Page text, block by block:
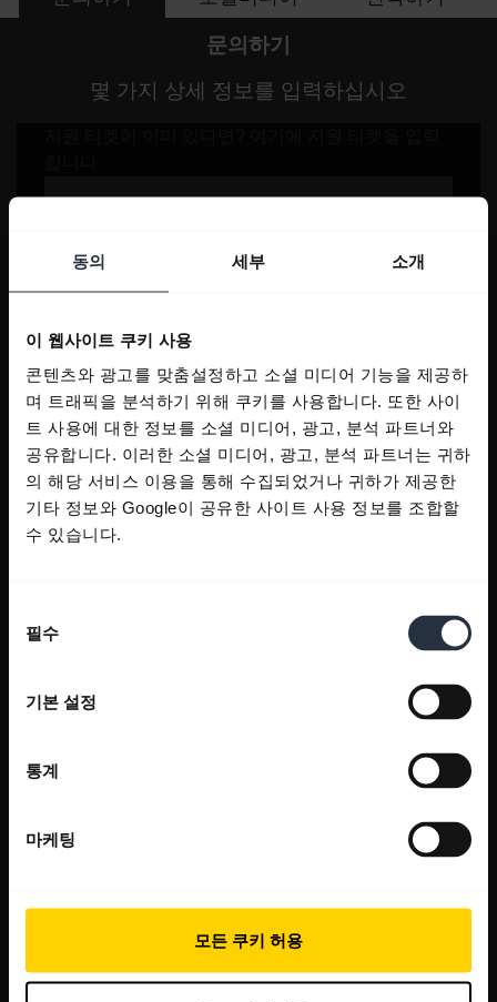
동의 세부 소개
이 웹사이트 쿠키 사용
콘텐츠와 광고를 맞춤설정하고 소셜 미디어 기능을 제공하
며 트래픽을 분석하기 위해 쿠키를 사용합니다. 또한 사이
트 사용에 대한 정보를 소셜 미디어, 광고, 분석 파트너와
공유합니다. 이러한 소셜 미디어, 광고, 분석 파트너는 귀하
의 해당 서비스 이용을 통해 수집되었거나 귀하가 제공한
기타 정보와 Google이 공유한 사이트 사용 정보를 조합할
수 있습니다.
필수
기본 설정
통계
마케팅
모든 쿠키 허용
문의하기
몇 가지 상세 정보를 입력하십시오